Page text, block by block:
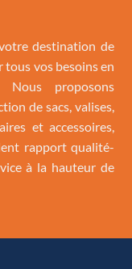
destination de
tous vos besoins en
Nous proposons
de sacs, valises,
et accessoires,
rapport qualité-
à la hauteur de